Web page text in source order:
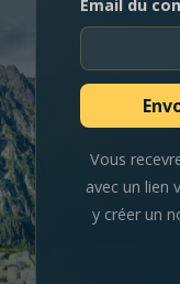
Email du
Vous
avec un lien
y créer un